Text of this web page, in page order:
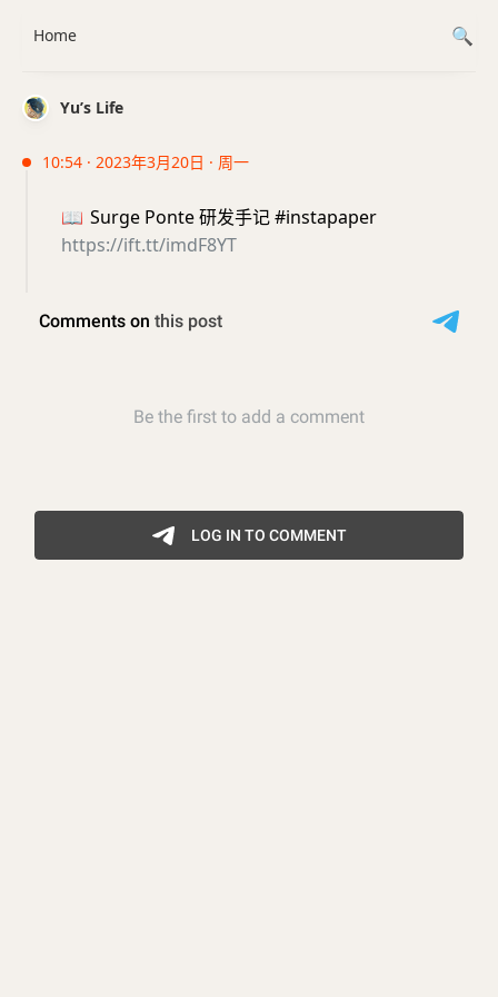
Yu’s Life
10:54 · 2023年3月20日 · 周一
📖 Surge Ponte 研发手记 #instapaper
https://ift.tt/imdF8YT
Home